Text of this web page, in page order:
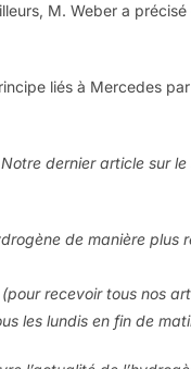
M. Weber a
liés à Mercedes
Notre dernier article sur
de manière plus
recevoir tous nos
les lundis en fin de